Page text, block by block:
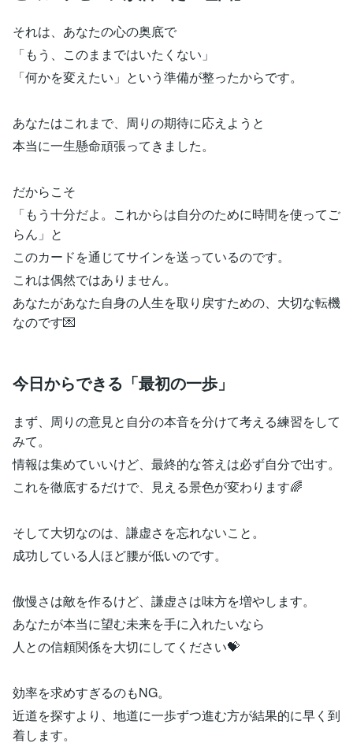
それは、あなたの心の奥底で
「もう、このままではいたくない」
「何かを変えたい」という準備が整ったからです。
あなたはこれまで、周りの期待に応えようと
本当に一生懸命頑張ってきました。
だからこそ
「もう十分だよ。これからは自分のために時間を使ってご
らん」と
このカードを通じてサインを送っているのです。
これは偶然ではありません。
あなたがあなた自身の人生を取り戻すための、大切な転機
なのです💌
今日からできる「最初の一歩」
まず、周りの意見と自分の本音を分けて考える練習をして
みて。
情報は集めていいけど、最終的な答えは必ず自分で出す。
これを徹底するだけで、見える景色が変わります🌈
そして大切なのは、謙虚さを忘れないこと。
成功している人ほど腰が低いのです。
傲慢さは敵を作るけど、謙虚さは味方を増やします。
あなたが本当に望む未来を手に入れたいなら
人との信頼関係を大切にしてください💝
効率を求めすぎるのもNG。
近道を探すより、地道に一歩ずつ進む方が結果的に早く到
着します。